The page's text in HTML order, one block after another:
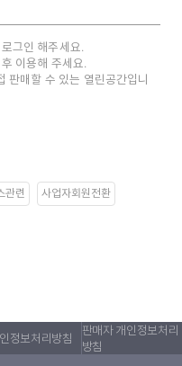
그인 해주세요.
이용해 주세요.
판매할 수 있는 열린공간입니
관련 사업자회원전환
정보처리방침
판매자 개인정보처리
방침